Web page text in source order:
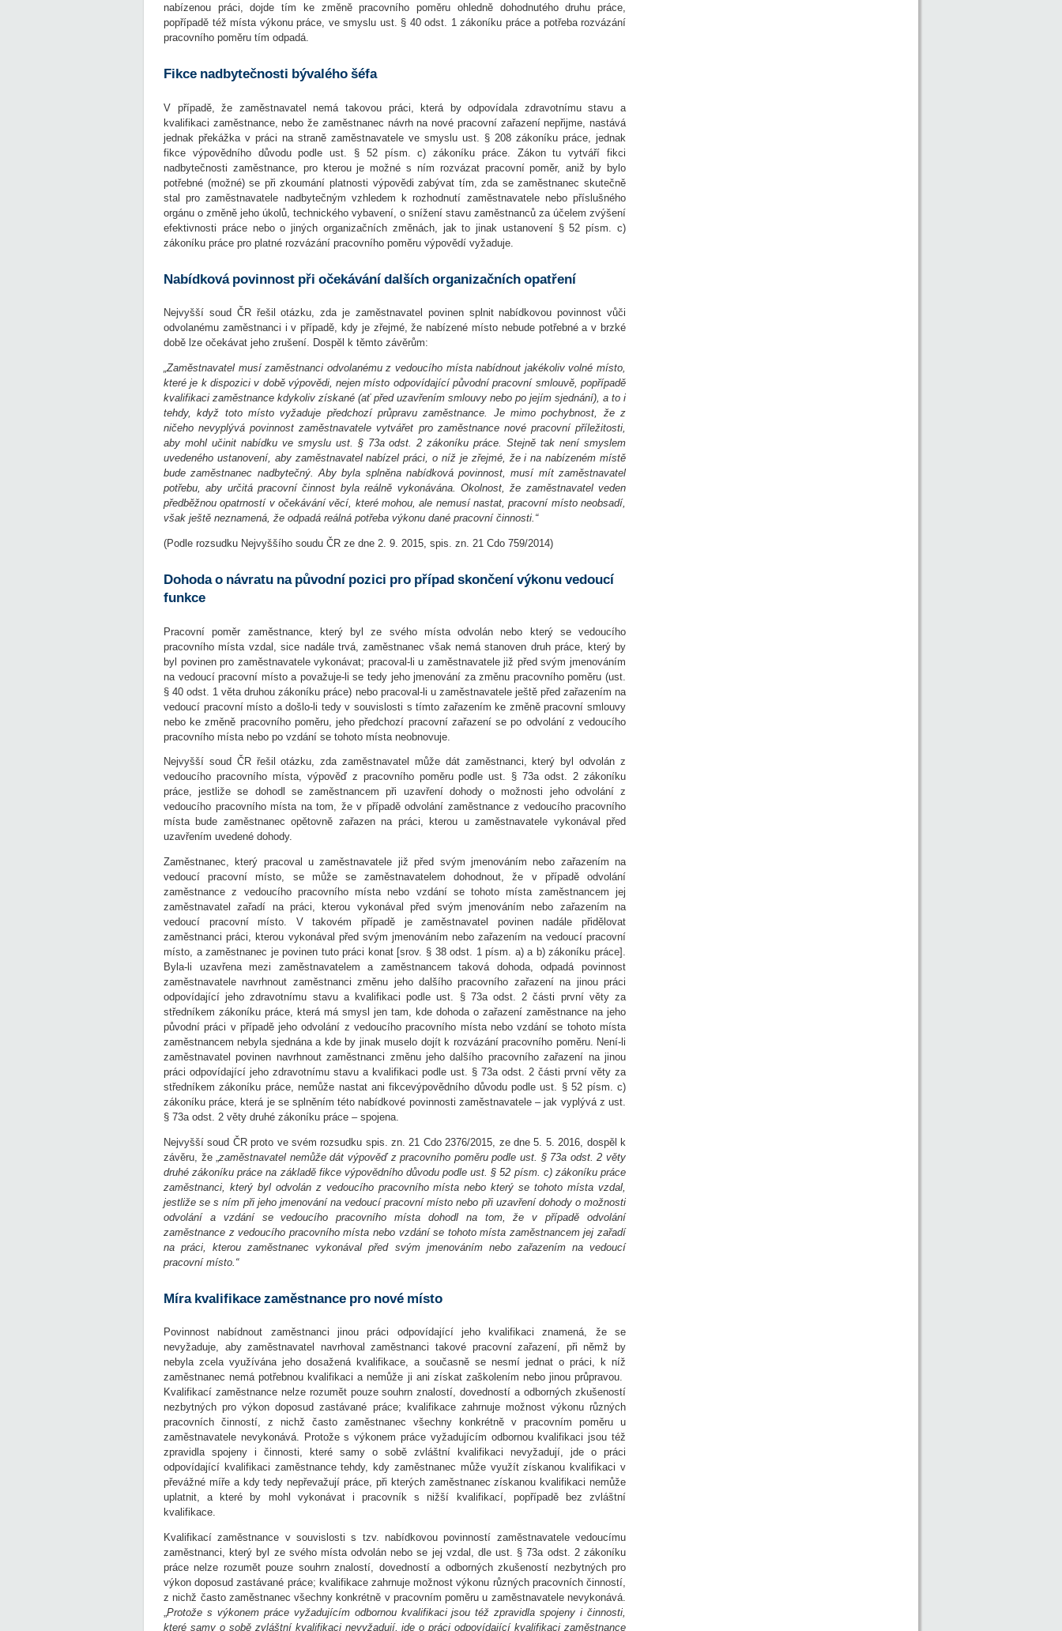
nabízenou práci, dojde tím ke změně pracovního poměru ohledně dohodnutého druhu práce,
popřípadě též místa výkonu práce, ve smyslu ust. § 40 odst. 1 zákoníku práce a potřeba rozvázání
pracovního poměru tím odpadá.
Fikce nadbytečnosti bývalého šéfa
V případě, že zaměstnavatel nemá takovou práci, která by odpovídala zdravotnímu stavu a
kvalifikaci zaměstnance, nebo že zaměstnanec návrh na nové pracovní zařazení nepřijme, nastává
jednak překážka v práci na straně zaměstnavatele ve smyslu ust. § 208 zákoníku práce, jednak
fikce výpovědního důvodu podle ust. § 52 písm. c) zákoníku práce. Zákon tu vytváří fikci
nadbytečnosti zaměstnance, pro kterou je možné s ním rozvázat pracovní poměr, aniž by bylo
potřebné (možné) se při zkoumání platnosti výpovědi zabývat tím, zda se zaměstnanec skutečně
stal pro zaměstnavatele nadbytečným vzhledem k rozhodnutí zaměstnavatele nebo příslušného
orgánu o změně jeho úkolů, technického vybavení, o snížení stavu zaměstnanců za účelem zvýšení
efektivnosti práce nebo o jiných organizačních změnách, jak to jinak ustanovení § 52 písm. c)
zákoníku práce pro platné rozvázání pracovního poměru výpovědí vyžaduje.
Nabídková povinnost při očekávání dalších organizačních opatření
Nejvyšší soud ČR řešil otázku, zda je zaměstnavatel povinen splnit nabídkovou povinnost vůči
odvolanému zaměstnanci i v případě, kdy je zřejmé, že nabízené místo nebude potřebné a v brzké
době lze očekávat jeho zrušení. Dospěl k těmto závěrům:
„Zaměstnavatel musí zaměstnanci odvolanému z vedoucího místa nabídnout jakékoliv volné místo,
které je k dispozici v době výpovědi, nejen místo odpovídající původní pracovní smlouvě, popřípadě
kvalifikaci zaměstnance kdykoliv získané (ať před uzavřením smlouvy nebo po jejím sjednání), a to i
tehdy, když toto místo vyžaduje předchozí průpravu zaměstnance. Je mimo pochybnost, že z
ničeho nevyplývá povinnost zaměstnavatele vytvářet pro zaměstnance nové pracovní příležitosti,
aby mohl učinit nabídku ve smyslu ust. § 73a odst. 2 zákoníku práce. Stejně tak není smyslem
uvedeného ustanovení, aby zaměstnavatel nabízel práci, o níž je zřejmé, že i na nabízeném místě
bude zaměstnanec nadbytečný. Aby byla splněna nabídková povinnost, musí mít zaměstnavatel
potřebu, aby určitá pracovní činnost byla reálně vykonávána. Okolnost, že zaměstnavatel veden
předběžnou opatrností v očekávání věcí, které mohou, ale nemusí nastat, pracovní místo neobsadí,
však ještě neznamená, že odpadá reálná potřeba výkonu dané pracovní činnosti.“
(Podle rozsudku Nejvyššího soudu ČR ze dne 2. 9. 2015, spis. zn. 21 Cdo 759/2014)
Dohoda o návratu na původní pozici pro případ skončení výkonu vedoucí
funkce
Pracovní poměr zaměstnance, který byl ze svého místa odvolán nebo který se vedoucího
pracovního místa vzdal, sice nadále trvá, zaměstnanec však nemá stanoven druh práce, který by
byl povinen pro zaměstnavatele vykonávat; pracoval-li u zaměstnavatele již před svým jmenováním
na vedoucí pracovní místo a považuje-li se tedy jeho jmenování za změnu pracovního poměru (ust.
§ 40 odst. 1 věta druhou zákoníku práce) nebo pracoval-li u zaměstnavatele ještě před zařazením na
vedoucí pracovní místo a došlo-li tedy v souvislosti s tímto zařazením ke změně pracovní smlouvy
nebo ke změně pracovního poměru, jeho předchozí pracovní zařazení se po odvolání z vedoucího
pracovního místa nebo po vzdání se tohoto místa neobnovuje.
Nejvyšší soud ČR řešil otázku, zda zaměstnavatel může dát zaměstnanci, který byl odvolán z
vedoucího pracovního místa, výpověď z pracovního poměru podle ust. § 73a odst. 2 zákoníku
práce, jestliže se dohodl se zaměstnancem při uzavření dohody o možnosti jeho odvolání z
vedoucího pracovního místa na tom, že v případě odvolání zaměstnance z vedoucího pracovního
místa bude zaměstnanec opětovně zařazen na práci, kterou u zaměstnavatele vykonával před
uzavřením uvedené dohody.
Zaměstnanec, který pracoval u zaměstnavatele již před svým jmenováním nebo zařazením na
vedoucí pracovní místo, se může se zaměstnavatelem dohodnout, že v případě odvolání
zaměstnance z vedoucího pracovního místa nebo vzdání se tohoto místa zaměstnancem jej
zaměstnavatel zařadí na práci, kterou vykonával před svým jmenováním nebo zařazením na
vedoucí pracovní místo. V takovém případě je zaměstnavatel povinen nadále přidělovat
zaměstnanci práci, kterou vykonával před svým jmenováním nebo zařazením na vedoucí pracovní
místo, a zaměstnanec je povinen tuto práci konat [srov. § 38 odst. 1 písm. a) a b) zákoníku práce].
Byla-li uzavřena mezi zaměstnavatelem a zaměstnancem taková dohoda, odpadá povinnost
zaměstnavatele navrhnout zaměstnanci změnu jeho dalšího pracovního zařazení na jinou práci
odpovídající jeho zdravotnímu stavu a kvalifikaci podle ust. § 73a odst. 2 části první věty za
středníkem zákoníku práce, která má smysl jen tam, kde dohoda o zařazení zaměstnance na jeho
původní práci v případě jeho odvolání z vedoucího pracovního místa nebo vzdání se tohoto místa
zaměstnancem nebyla sjednána a kde by jinak muselo dojít k rozvázání pracovního poměru. Není-li
zaměstnavatel povinen navrhnout zaměstnanci změnu jeho dalšího pracovního zařazení na jinou
práci odpovídající jeho zdravotnímu stavu a kvalifikaci podle ust. § 73a odst. 2 části první věty za
středníkem zákoníku práce, nemůže nastat ani fikcevýpovědního důvodu podle ust. § 52 písm. c)
zákoníku práce, která je se splněním této nabídkové povinnosti zaměstnavatele – jak vyplývá z ust.
§ 73a odst. 2 věty druhé zákoníku práce – spojena.
Nejvyšší soud ČR proto ve svém rozsudku spis. zn. 21 Cdo 2376/2015, ze dne 5. 5. 2016, dospěl k
závěru, že „zaměstnavatel nemůže dát výpověď z pracovního poměru podle ust. § 73a odst. 2 věty
druhé zákoníku práce na základě fikce výpovědního důvodu podle ust. § 52 písm. c) zákoníku práce
zaměstnanci, který byl odvolán z vedoucího pracovního místa nebo který se tohoto místa vzdal,
jestliže se s ním při jeho jmenování na vedoucí pracovní místo nebo při uzavření dohody o možnosti
odvolání a vzdání se vedoucího pracovního místa dohodl na tom, že v případě odvolání
zaměstnance z vedoucího pracovního místa nebo vzdání se tohoto místa zaměstnancem jej zařadí
na práci, kterou zaměstnanec vykonával před svým jmenováním nebo zařazením na vedoucí
pracovní místo.“
Míra kvalifikace zaměstnance pro nové místo
Povinnost nabídnout zaměstnanci jinou práci odpovídající jeho kvalifikaci znamená, že se
nevyžaduje, aby zaměstnavatel navrhoval zaměstnanci takové pracovní zařazení, při němž by
nebyla zcela využívána jeho dosažená kvalifikace, a současně se nesmí jednat o práci, k níž
zaměstnanec nemá potřebnou kvalifikaci a nemůže ji ani získat zaškolením nebo jinou průpravou.
Kvalifikací zaměstnance nelze rozumět pouze souhrn znalostí, dovedností a odborných zkušeností
nezbytných pro výkon doposud zastávané práce; kvalifikace zahrnuje možnost výkonu různých
pracovních činností, z nichž často zaměstnanec všechny konkrétně v pracovním poměru u
zaměstnavatele nevykonává. Protože s výkonem práce vyžadujícím odbornou kvalifikaci jsou též
zpravidla spojeny i činnosti, které samy o sobě zvláštní kvalifikaci nevyžadují, jde o práci
odpovídající kvalifikaci zaměstnance tehdy, kdy zaměstnanec může využít získanou kvalifikaci v
převážné míře a kdy tedy nepřevažují práce, při kterých zaměstnanec získanou kvalifikaci nemůže
uplatnit, a které by mohl vykonávat i pracovník s nižší kvalifikací, popřípadě bez zvláštní
kvalifikace.
Kvalifikací zaměstnance v souvislosti s tzv. nabídkovou povinností zaměstnavatele vedoucímu
zaměstnanci, který byl ze svého místa odvolán nebo se jej vzdal, dle ust. § 73a odst. 2 zákoníku
práce nelze rozumět pouze souhrn znalostí, dovedností a odborných zkušeností nezbytných pro
výkon doposud zastávané práce; kvalifikace zahrnuje možnost výkonu různých pracovních činností,
z nichž často zaměstnanec všechny konkrétně v pracovním poměru u zaměstnavatele nevykonává.
„Protože s výkonem práce vyžadujícím odbornou kvalifikaci jsou též zpravidla spojeny i činnosti,
které samy o sobě zvláštní kvalifikaci nevyžadují, jde o práci odpovídající kvalifikaci zaměstnance